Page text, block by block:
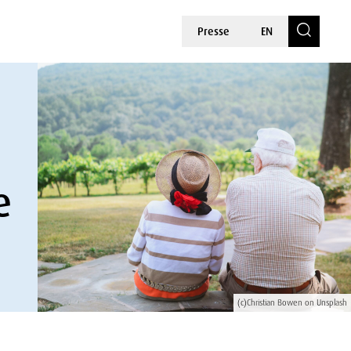
Presse EN
(c)Christian Bowen on Unsplash